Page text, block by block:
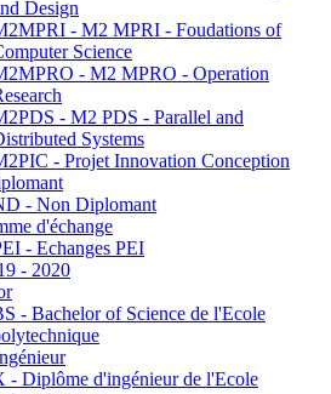
Design
- M2 MPRI - Foudations of
Science
- M2 MPRO - Operation
- M2 PDS - Parallel and
Systems
- Projet Innovation Conception
- Non Diplomant
d'échange
- Echanges PEI
- 2020
- Bachelor of Science de l'Ecole
- Diplôme d'ingénieur de l'Ecole